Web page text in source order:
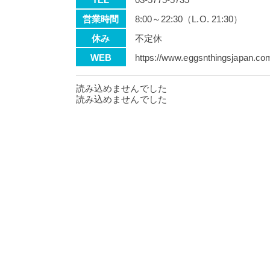
営業時間
8:00～22:30（L.O. 21:30）
休み
不定休
WEB
https://
読み込めませんでした
読み込めませんでした